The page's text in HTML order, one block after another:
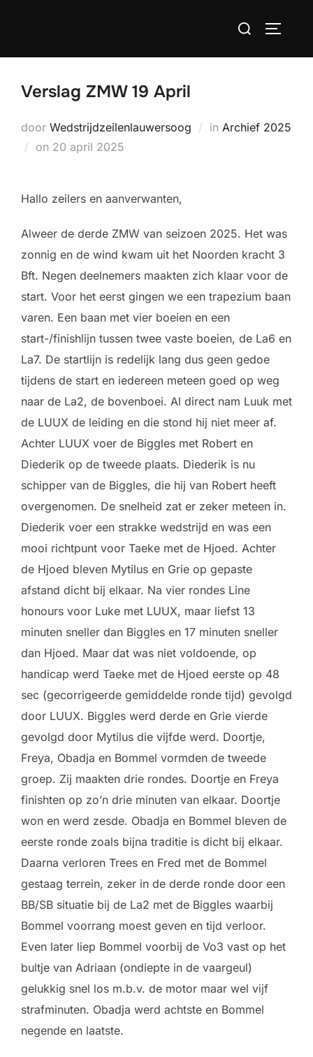
Zoek
Verslag ZMW 19 April
door Wedstrijdzeilenlauwersoog in Archief 2025
on Geplaatst
20 april 2025
Hallo zeilers en aanverwanten,
Alweer de derde ZMW van seizoen 2025. Het was
zonnig en de wind kwam uit het Noorden kracht 3
Bft. Negen deelnemers maakten zich klaar voor de
start. Voor het eerst gingen we een trapezium baan
varen. Een baan met vier boeien en een
start-/finishlijn tussen twee vaste boeien, de La6 en
La7. De startlijn is redelijk lang dus geen gedoe
tijdens de start en iedereen meteen goed op weg
naar de La2, de bovenboei. Al direct nam Luuk met
de LUUX de leiding en die stond hij niet meer af.
Achter LUUX voer de Biggles met Robert en
Diederik op de tweede plaats. Diederik is nu
schipper van de Biggles, die hij van Robert heeft
overgenomen. De snelheid zat er zeker meteen in.
Diederik voer een strakke wedstrijd en was een
mooi richtpunt voor Taeke met de Hjoed. Achter
de Hjoed bleven Mytilus en Grie op gepaste
afstand dicht bij elkaar. Na vier rondes Line
honours voor Luke met LUUX, maar liefst 13
minuten sneller dan Biggles en 17 minuten sneller
dan Hjoed. Maar dat was niet voldoende, op
handicap werd Taeke met de Hjoed eerste op 48
sec (gecorrigeerde gemiddelde ronde tijd) gevolgd
door LUUX. Biggles werd derde en Grie vierde
gevolgd door Mytilus die vijfde werd. Doortje,
Freya, Obadja en Bommel vormden de tweede
groep. Zij maakten drie rondes. Doortje en Freya
finishten op zo’n drie minuten van elkaar. Doortje
won en werd zesde. Obadja en Bommel bleven de
eerste ronde zoals bijna traditie is dicht bij elkaar.
Daarna verloren Trees en Fred met de Bommel
gestaag terrein, zeker in de derde ronde door een
BB/SB situatie bij de La2 met de Biggles waarbij
Bommel voorrang moest geven en tijd verloor.
Even later liep Bommel voorbij de Vo3 vast op het
bultje van Adriaan (ondiepte in de vaargeul)
gelukkig snel los m.b.v. de motor maar wel vijf
strafminuten. Obadja werd achtste en Bommel
negende en laatste.